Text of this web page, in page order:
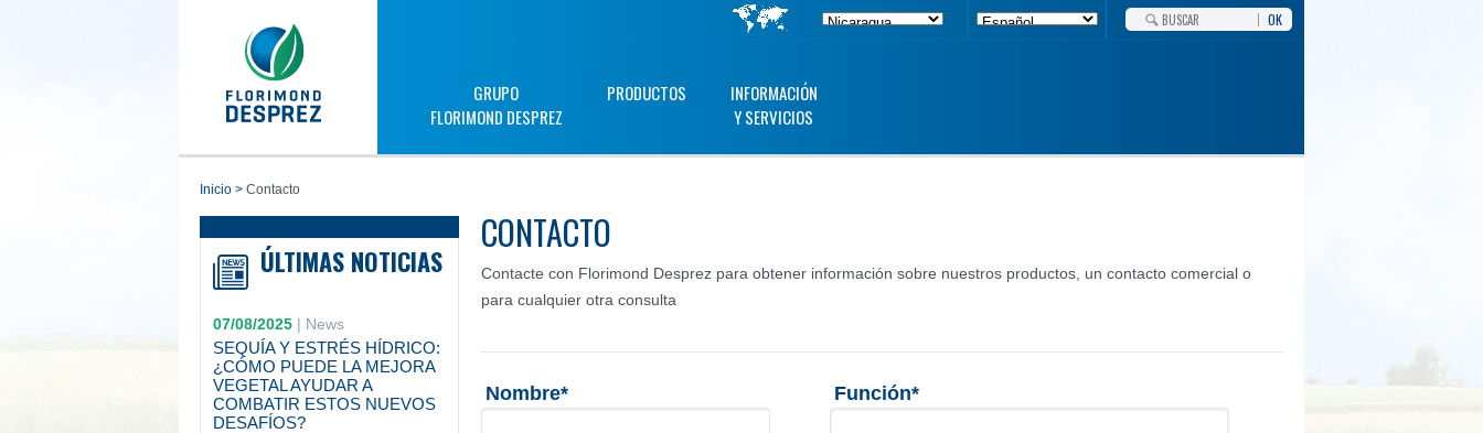
OK
GRUPO
FLORIMOND DESPREZ
PRODUCTOS
INFORMACIÓN
Y SERVICIOS
inicio > Contacto
ÚLTIMAS NOTICIAS
07/08/2025| News
SEQUÍA Y ESTRÉS HÍDRICO:
¿CÓMO PUEDE LA MEJORA
VEGETAL AYUDAR A
COMBATIR ESTOS NUEVOS
DESAFÍOS?
CONTACTO
Contacte con Florimond Desprez para obtener información sobre nuestros productos, un contacto comercial o
para cualquier otra consulta
Nombre* Función*